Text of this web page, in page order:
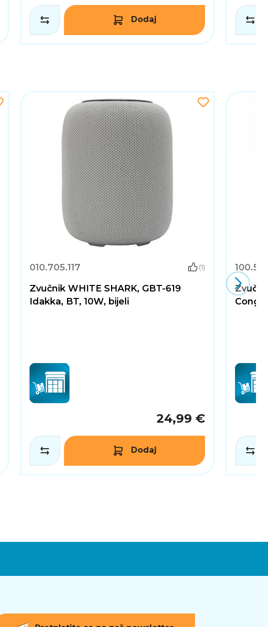
Dodaj
010.705.117 (1)
Zvučnik WHITE SHARK, GBT-619
Idakka, BT, 10W, bijeli
24,99 €
Dodaj